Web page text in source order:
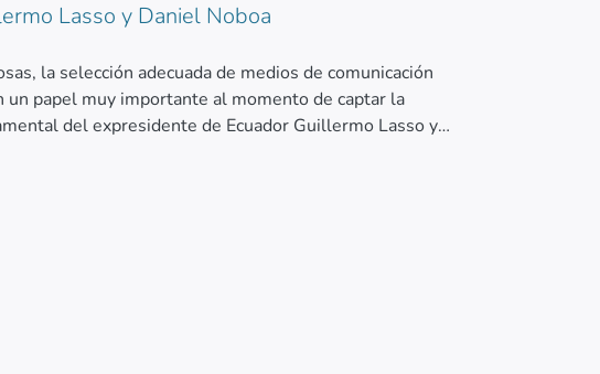
Lasso y Daniel Noboa
la selección adecuada de medios de comunicación
un papel muy importante al momento de captar la
del expresidente de Ecuador Guillermo Lasso y